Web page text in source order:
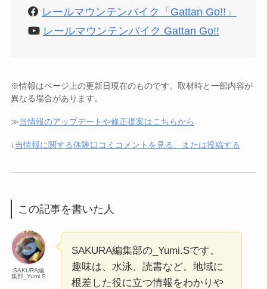
レールマウンテンバイク「Gattan Go!!」
レールマウンテンバイク Gattan Go!!
※情報はページ上の更新日現在のものです。取材時と一部内容が
異なる場合があります。
≫当情報のアップデートや修正提案はこちらから
↓当情報に関する体験口コミコメントを見る、または投稿する
この記事を書いた人
SAKURA編
集部_Yumi.S
SAKURA編集部の_Yumi.Sです。
趣味は、水泳、読書など。地域に
根差した役に立つ情報をわかりや